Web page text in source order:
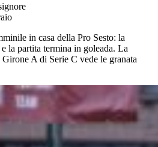
in casa della Pro Sesto: la
la partita termina in goleada. La
A di Serie C vede le granata